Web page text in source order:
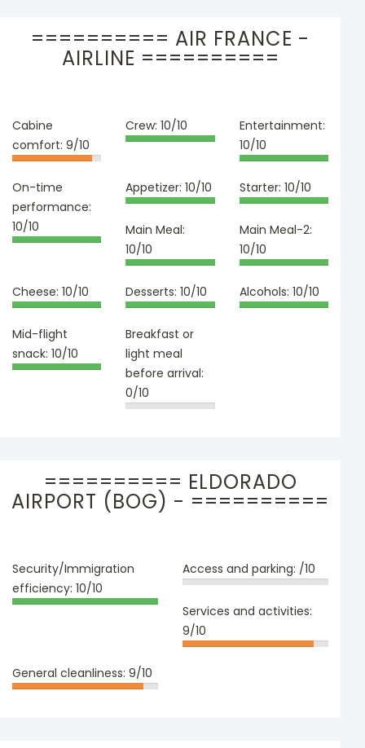
========== AIR FRANCE -
AIRLINE ==========
Cabine
comfort: 9/10
Crew:10/10
Entertainment:
10/10
On-time
performance:
10/10
Appetizer:10/10 Starter: 10/10
Main Meal:
10/10
Main Meal-2:
10/10
Cheese: 10/10 Desserts:10/10 Alcohols: 10/10
Mid-flight
snack: 10/10
Breakfast or
light meal
before arrival:
0/10
========== ELDORADO
AIRPORT (BOG) - ==========
Security/Immigration
efficiency: 10/10
Access and parking: /10
Services and activities:
9/10
General cleanliness: 9/10